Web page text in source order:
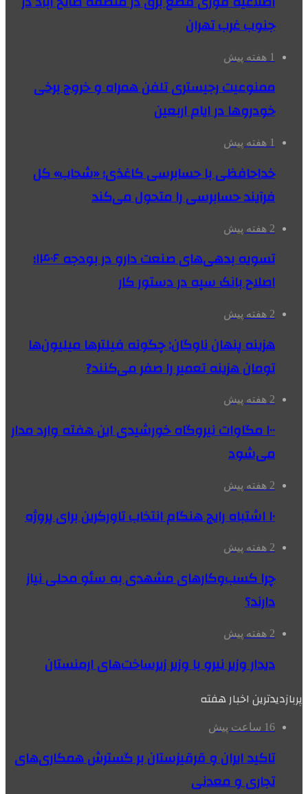
جنوب غرب تهران
1 هفته پیش
ممنوعیت رجیستری تلفن همراه و خروج برخی
خودروها در ایام اربعین
1 هفته پیش
خداحافظی با حسابرسی کاغذی؛ «شحاب» کل
فرآیند حسابرسی را متحول می‌کند
2 هفته پیش
تسویه بدهی‌های صنعت دارو در بودجه ۱۴۰۶؛
اصلاح بانک سپه در دستور کار
2 هفته پیش
هزینه پنهان ناوگان: چگونه فیلترها میلیون‌ها
تومان هزینه تعمیر را صفر می‌کنند?
2 هفته پیش
۱۰۰ مگاوات نیروگاه‌ خورشیدی این هفته وارد مدار
می‌شود
2 هفته پیش
۱۰ اشتباه رایج هنگام انتخاب تاورکرین برای پروژه
2 هفته پیش
چرا کسب‌وکارهای مشهدی به سئو محلی نیاز
دارند؟
2 هفته پیش
دیدار وزیر نیرو با وزیر زیرساخت‌های ارمنستان
پربازدیدترین اخبار هفته
16 ساعت پیش
تاکید ایران و قرقیزستان بر گسترش همکاری‌های
تجاری و معدنی